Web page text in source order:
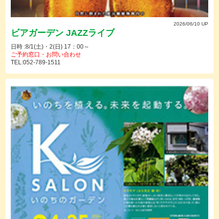
2026/06/10 UP
ビアガーデン JAZZライブ
日時 :8/1(土)・2(日) 17：00～
ご予約窓口・お問い合わせ
TEL:052-789-1511